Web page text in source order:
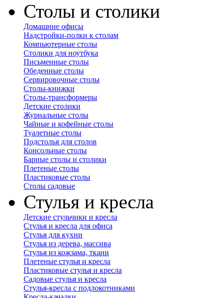
Столы и столики
Домашние офисы
Надстройки-полки к столам
Компьютерные столы
Столики для ноутбука
Письменные столы
Обеденные столы
Сервировочные столы
Столы-книжки
Столы-трансформеры
Детские столики
Журнальные столы
Чайные и кофейные столы
Туалетные столы
Подстолья для столов
Консольные столы
Барные столы и столики
Плетеные столы
Пластиковые столы
Столы садовые
Стулья и кресла
Детские стульчики и кресла
Стулья и кресла для офиса
Стулья для кухни
Стулья из дерева, массива
Стулья из кожзама, ткани
Плетеные стулья и кресла
Пластиковые стулья и кресла
Садовые стулья и кресла
Стулья-кресла с подлокотниками